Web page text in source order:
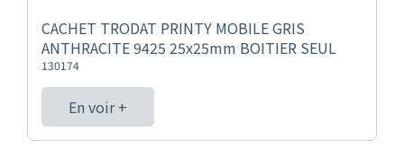
CACHET TRODAT PRINTY MOBILE GRIS
ANTHRACITE 9425 25x25mm BOITIER SEUL
130174
En voir +